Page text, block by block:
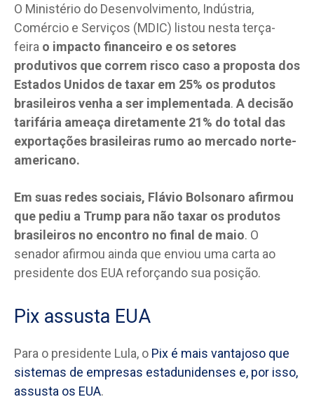
O Ministério do Desenvolvimento, Indústria,
Comércio e Serviços (MDIC) listou nesta terça-
feira o impacto financeiro e os setores
produtivos que correm risco caso a proposta dos
Estados Unidos de taxar em 25% os produtos
brasileiros venha a ser implementada. A decisão
tarifária ameaça diretamente 21% do total das
exportações brasileiras rumo ao mercado norte-
americano.
Em suas redes sociais, Flávio Bolsonaro afirmou
que pediu a Trump para não taxar os produtos
brasileiros no encontro no final de maio. O
senador afirmou ainda que enviou uma carta ao
presidente dos EUA reforçando sua posição.
Pix assusta EUA
Para o presidente Lula, o Pix é mais vantajoso que
sistemas de empresas estadunidenses e, por isso,
assusta os EUA.